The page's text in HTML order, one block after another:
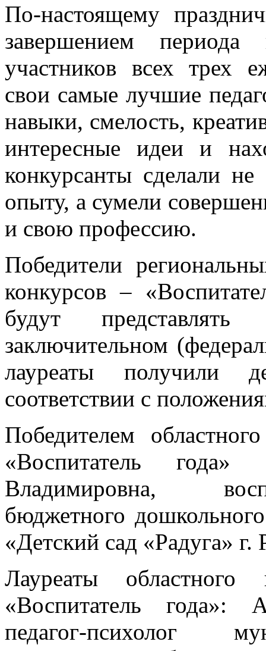
По-настоящему
завершением
участников всех трех
свои самые лучшие
навыки, смелость,
интересные идеи и
конкурсанты сделали
опыту, а сумели
и свою профессию.
Победители
конкурсов –
будут
заключительном
лауреаты получили
соответствии с
Победителем
«Воспитатель года»
Владимировна,
бюджетного
«Детский сад «Радуга»
Лауреаты областного
«Воспитатель года»:
педагог-психолог